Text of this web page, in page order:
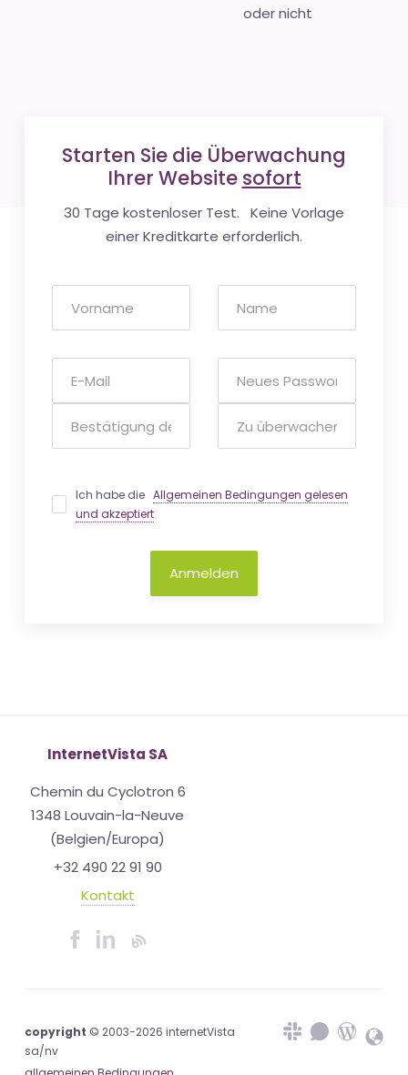
oder nicht
Starten Sie die Überwachung
Ihrer Website sofort
30 Tage kostenloser Test. Keine Vorlage
einer Kreditkarte erforderlich.
Ich habe dieAllgemeinen Bedingungen gelesen
und akzeptiert
Anmelden
InternetVista SA
Chemin du Cyclotron 6
1348 Louvain-la-Neuve
(Belgien/Europa)
+32 490 22 91 90
Kontakt
copyright © 2003-2026 internetVista
sa/nv